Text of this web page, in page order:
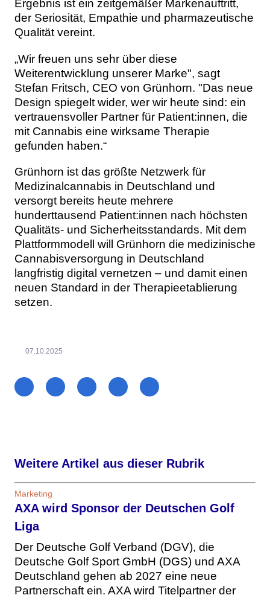
Ergebnis ist ein zeitgemäßer Markenauftritt,
der Seriosität, Empathie und pharmazeutische
Qualität vereint.
„Wir freuen uns sehr über diese
Weiterentwicklung unserer Marke", sagt
Stefan Fritsch, CEO von Grünhorn. "Das neue
Design spiegelt wider, wer wir heute sind: ein
vertrauensvoller Partner für Patient:innen, die
mit Cannabis eine wirksame Therapie
gefunden haben.“
Grünhorn ist das größte Netzwerk für
Medizinalcannabis in Deutschland und
versorgt bereits heute mehrere
hunderttausend Patient:innen nach höchsten
Qualitäts- und Sicherheitsstandards. Mit dem
Plattformmodell will Grünhorn die medizinische
Cannabisversorgung in Deutschland
langfristig digital vernetzen – und damit einen
neuen Standard in der Therapieetablierung
setzen.
07.10.2025
Weitere Artikel aus dieser Rubrik
Marketing
AXA wird Sponsor der Deutschen Golf
Liga
Der Deutsche Golf Verband (DGV), die
Deutsche Golf Sport GmbH (DGS) und AXA
Deutschland gehen ab 2027 eine neue
Partnerschaft ein. AXA wird Titelpartner der